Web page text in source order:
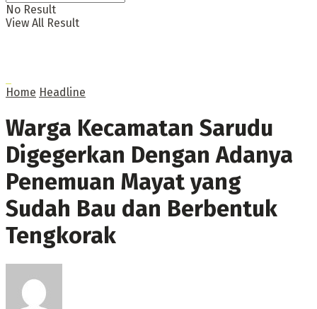
No Result
View All Result
Home Headline
Warga Kecamatan Sarudu
Digegerkan Dengan Adanya
Penemuan Mayat yang
Sudah Bau dan Berbentuk
Tengkorak